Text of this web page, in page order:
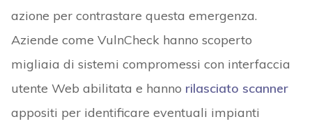
azione per contrastare questa emergenza.
Aziende come VulnCheck hanno scoperto
migliaia di sistemi compromessi con interfaccia
utente Web abilitata e hanno rilasciato scanner
appositi per identificare eventuali impianti